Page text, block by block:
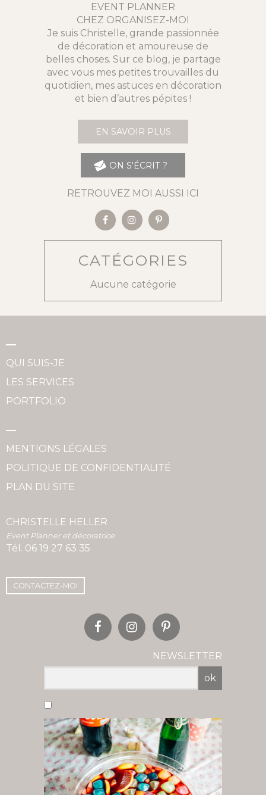
EVENT PLANNER
CHEZ ORGANISEZ-MOI
Je suis Christelle, grande passionnée
de décoration et amoureuse de
belles choses. Sur ce blog, je partage
avec vous mes petites trouvailles du
quotidien, mes astuces en décoration
et bien d’autres pépites !
EN SAVOIR PLUS
ON S'ÉCRIT ?
RETROUVEZ MOI AUSSI ICI
CATÉGORIES
Aucune catégorie
QUI SUIS-JE
LES SERVICES
PORTFOLIO
MENTIONS LÉGALES
POLITIQUE DE CONFIDENTIALITÉ
PLAN DU SITE
CHRISTELLE HELLER
Event Planner et décoratrice
Tél. 06 19 27 63 35
CONTACTEZ-MOI
NEWSLETTER
ok